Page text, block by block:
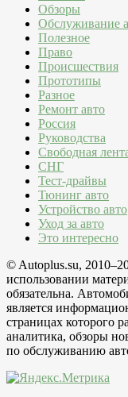
Обзоры
Обслуживание
Полезное
Право
Происшествия
Прототипы
Разное
Ремонт авто
Россия
Руководства
Свободная
СНГ
Тест-драйвы
Тюнинг авто
Устройство авто
Уход за авто
Это интересно
© Autoplus.su,
использовании
обязательна.
является
страницах которого
аналитика, обзоры
по обслуживанию